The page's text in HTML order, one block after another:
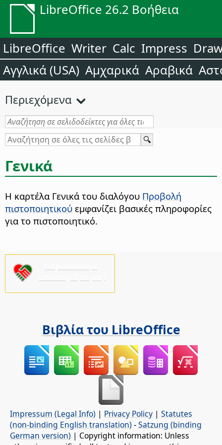
LibreOffice 26.2 Βοήθεια
LibreOffice Writer Calc Impress
Αγγλικά (USA) Αμχαρικά Αραβικά
Περιεχόμενα
Γενικά
Η καρτέλα Γενικά του διαλόγου Προβολή
πιστοποιητικού εμφανίζει βασικές πληροφορίες
για το πιστοποιητικό.
Βιβλία του LibreOffice
Impressum (Legal Info) | Privacy Policy | Statutes
(non-binding English translation) -Satzung (binding
German version) | Copyright information: Unless